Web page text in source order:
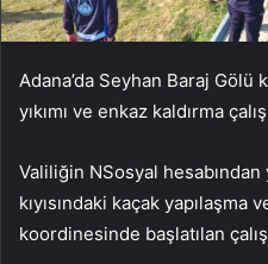
Adana’da Seyhan Baraj Gölü
yıkımı ve enkaz kaldırma
Valiliğin NSosyal hesabından
kıyısındaki kaçak yapılaşma
koordinesinde başlatılan